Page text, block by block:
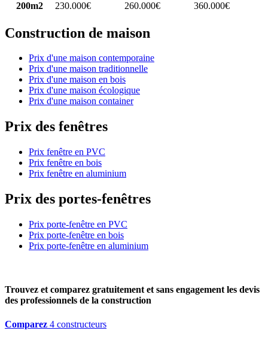
200m2
230.000€ 260.000€ 360.000€
Construction de maison
Prix d'une maison contemporaine
Prix d'une maison traditionnelle
Prix d'une maison en bois
Prix d'une maison écologique
Prix d'une maison container
Prix des fenêtres
Prix fenêtre en PVC
Prix fenêtre en bois
Prix fenêtre en aluminium
Prix des portes-fenêtres
Prix porte-fenêtre en PVC
Prix porte-fenêtre en bois
Prix porte-fenêtre en aluminium
Trouvez et comparez gratuitement et sans engagement les devis
des professionnels de la construction
Comparez 4 constructeurs